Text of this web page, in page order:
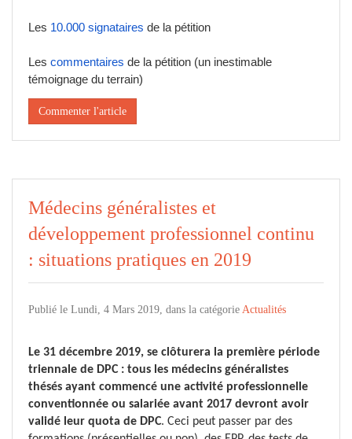
Les 10.000 signataires de la pétition
Les commentaires de la pétition (un inestimable
témoignage du terrain)
Commenter l'article
Médecins généralistes et
développement professionnel continu
: situations pratiques en 2019
Publié le Lundi, 4 Mars 2019, dans la catégorie Actualités
Le 31 décembre 2019, se clôturera la première période
triennale de DPC : tous les médecins généralistes
thésés ayant commencé une activité professionnelle
conventionnée ou salariée avant 2017 devront avoir
validé leur quota de DPC. Ceci peut passer par des